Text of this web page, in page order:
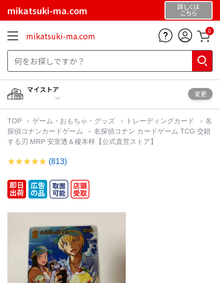
mikatsuki-ma.com 詳しくは
こちら
mikatsuki-ma.com 0
マイストア
変更
TOP ゲーム・おもちゃ・グッズ トレーディングカード
名
探偵コナンカードゲーム
名探偵コナン カードゲーム TCG 交錯
する刃 MRP 安室透＆榎本梓【公式直営ストア】
(813)